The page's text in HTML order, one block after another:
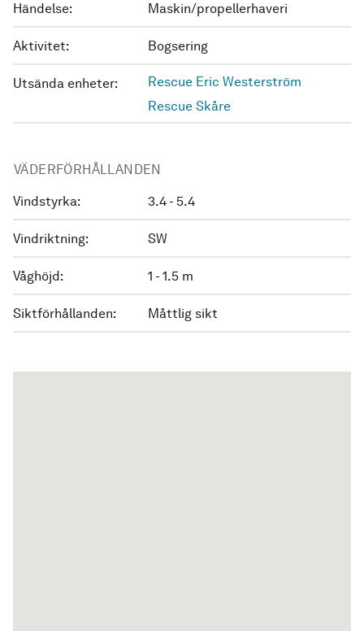
Händelse: Maskin/propellerhaveri
Aktivitet: Bogsering
Utsända enheter:
Rescue Eric Westerström
Rescue Skåre
VÄDERFÖRHÅLLANDEN
Vindstyrka: 3.4 - 5.4
Vindriktning: SW
Våghöjd: 1 - 1.5 m
Siktförhållanden: Måttlig sikt